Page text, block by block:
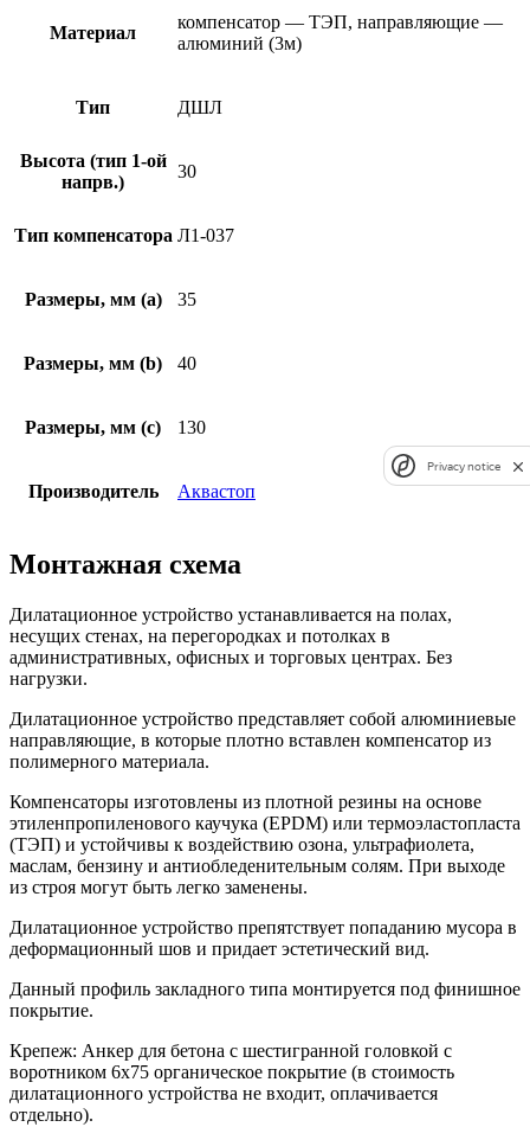
Материал
компенсатор — ТЭП, направляющие —
алюминий (3м)
Тип ДШЛ
Высота (тип 1-ой
напрв.)
30
Тип компенсатора Л1-037
Размеры, мм (а) 35
Размеры, мм (b) 40
Размеры, мм (c) 130
Производитель Аквастоп
Монтажная схема
Дилатационное устройство устанавливается на полах,
несущих стенах, на перегородках и потолках в
административных, офисных и торговых центрах. Без
нагрузки.
Дилатационное устройство представляет собой алюминиевые
направляющие, в которые плотно вставлен компенсатор из
полимерного материала.
Компенсаторы изготовлены из плотной резины на основе
этиленпропиленового каучука (EPDM) или термоэластопласта
(ТЭП) и устойчивы к воздействию озона, ультрафиолета,
маслам, бензину и антиобледенительным солям. При выходе
из строя могут быть легко заменены.
Дилатационное устройство препятствует попаданию мусора в
деформационный шов и придает эстетический вид.
Данный профиль закладного типа монтируется под финишное
покрытие.
Крепеж: Анкер для бетона с шестигранной головкой с
воротником 6х75 органическое покрытие (в стоимость
дилатационного устройства не входит, оплачивается
отдельно).
Privacy notice